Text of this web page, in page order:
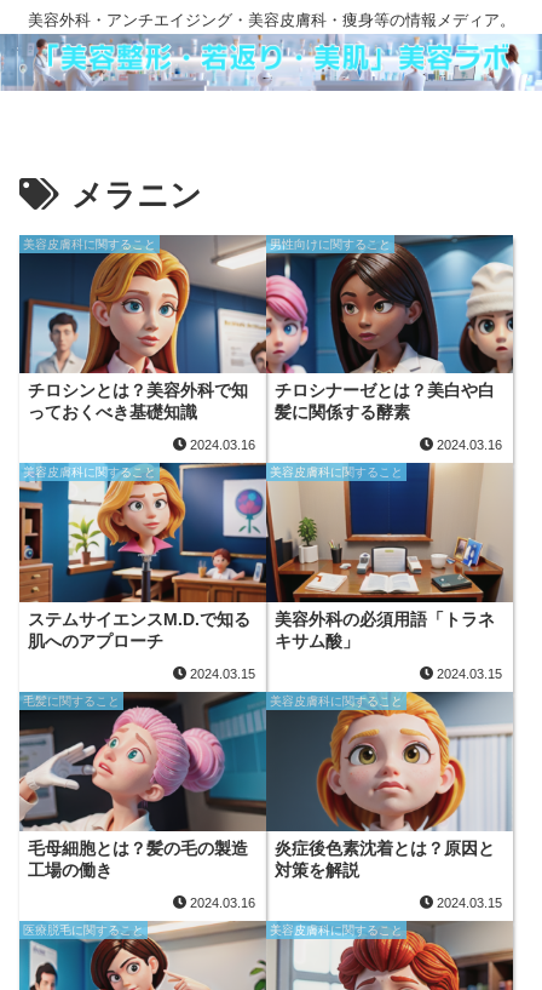
美容外科・アンチエイジング・美容皮膚科・痩身等の情報メディア。
メラニン
美容皮膚科に関すること
チロシンとは？美容外科で知
っておくべき基礎知識
2024.03.16
男性向けに関すること
チロシナーゼとは？美白や白
髪に関係する酵素
2024.03.16
美容皮膚科に関すること
ステムサイエンスM.D.で知る
肌へのアプローチ
2024.03.15
美容皮膚科に関すること
美容外科の必須用語「トラネ
キサム酸」
2024.03.15
毛髪に関すること
毛母細胞とは？髪の毛の製造
工場の働き
2024.03.16
美容皮膚科に関すること
炎症後色素沈着とは？原因と
対策を解説
2024.03.15
医療脱毛に関すること 美容皮膚科に関すること